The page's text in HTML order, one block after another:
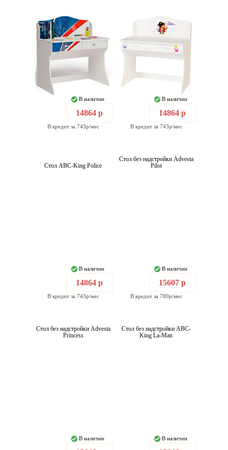
В наличии
14864 р
В кредит за 743р/мес
В наличии
14864 р
В кредит за 743р/мес
Стол ABC-King Police
В наличии
14864 р
В кредит за 743р/мес
Стол без надстройки Advesta
Pilot
В наличии
15607 р
В кредит за 780р/мес
Стол без надстройки Advesta
Princess
В наличии
Стол без надстройки ABC-
King La-Man
В наличии